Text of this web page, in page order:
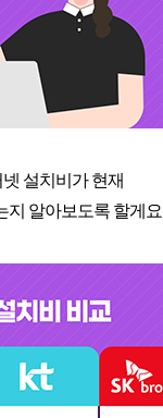
설치비가 현재
지 알아보도록 할게요